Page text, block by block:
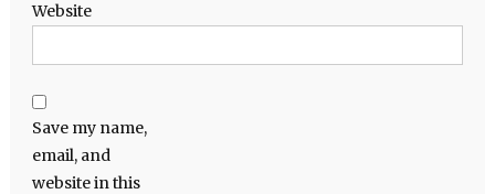
Website
Save my name,
email, and
website in this